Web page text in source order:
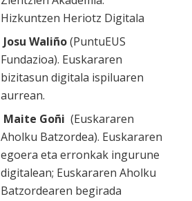
Hizkuntzen Heriotz Digitala
Josu Waliño(PuntuEUS
Fundazioa). Euskararen
bizitasun digitala ispiluaren
aurrean.
Maite Goñi (Euskararen
Aholku Batzordea). Euskararen
egoera eta erronkak ingurune
digitalean; Euskararen Aholku
Batzordearen begirada